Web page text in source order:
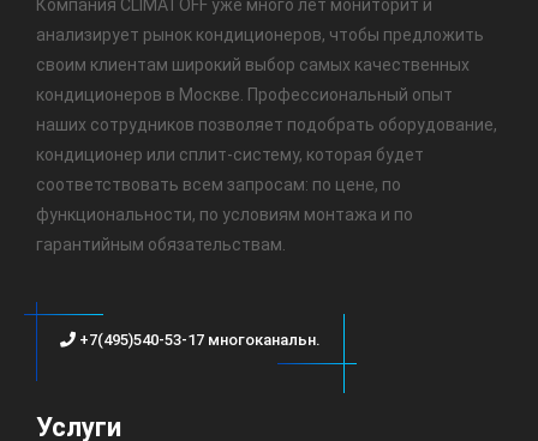
Компания CLIMATOFF уже много лет мониторит и
анализирует рынок кондиционеров, чтобы предложить
своим клиентам широкий выбор самых качественных
кондиционеров в Москве. Профессиональный опыт
наших сотрудников позволяет подобрать оборудование,
кондиционер или сплит-систему, которая будет
соответствовать всем запросам: по цене, по
функциональности, по условиям монтажа и по
гарантийным обязательствам.
+7(495)540-53-17 многоканальн.
Услуги